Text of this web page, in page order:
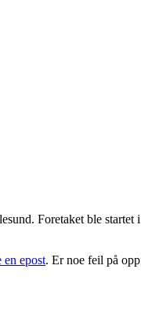
. Foretaket ble
en epost. Er noe feil på